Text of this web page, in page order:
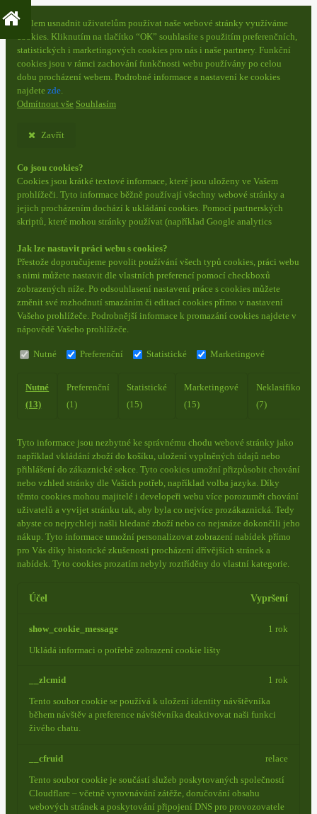
S cílem usnadnit uživatelům používat naše webové stránky využíváme
cookies. Kliknutím na tlačítko “OK” souhlasíte s použitím preferenčních,
statistických i marketingových cookies pro nás i naše partnery. Funkční
cookies jsou v rámci zachování funkčnosti webu používány po celou
dobu procházení webem. Podrobné informace a nastavení ke cookies
najdete zde.
Odmítnout vše Souhlasím
Zavřít
Co jsou cookies?
Cookies jsou krátké textové informace, které jsou uloženy ve Vašem
prohlížeči. Tyto informace běžně používají všechny webové stránky a
jejich procházením dochází k ukládání cookies. Pomocí partnerských
skriptů, které mohou stránky používat (například Google analytics
Jak lze nastavit práci webu s cookies?
Přestože doporučujeme povolit používání všech typů cookies, práci webu
s nimi můžete nastavit dle vlastních preferencí pomocí checkboxů
zobrazených níže. Po odsouhlasení nastavení práce s cookies můžete
změnit své rozhodnutí smazáním či editací cookies přímo v nastavení
Vašeho prohlížeče. Podrobnější informace k promazání cookies najdete v
nápovědě Vašeho prohlížeče.
Nutné Preferenční Statistické Marketingové
Nutné
(13)
Preferenční
(1)
Statistické
(15)
Marketingové
(15)
(7)
Tyto informace jsou nezbytné ke správnému chodu webové stránky jako
například vkládání zboží do košíku, uložení vyplněných údajů nebo
přihlášení do zákaznické sekce. Tyto cookies umožní přizpůsobit chování
nebo vzhled stránky dle Vašich potřeb, například volba jazyka. Díky
těmto cookies mohou majitelé i developeři webu více porozumět chování
uživatelů a vyvijet stránku tak, aby byla co nejvíce prozákaznická. Tedy
abyste co nejrychleji našli hledané zboží nebo co nejsnáze dokončili jeho
nákup. Tyto informace umožní personalizovat zobrazení nabídek přímo
pro Vás díky historické zkušenosti procházení dřívějších stránek a
nabídek. Tyto cookies prozatím nebyly roztříděny do vlastní kategorie.
Účel Vypršení
show_cookie_message
Ukládá informaci o potřebě zobrazení cookie lišty
1 rok
__zlcmid
Tento soubor cookie se používá k uložení identity návštěvníka
během návštěv a preference návštěvníka deaktivovat naši funkci
živého chatu.
1 rok
__cfruid
Tento soubor cookie je součástí služeb poskytovaných společností
Cloudflare – včetně vyrovnávání zátěže, doručování obsahu
webových stránek a poskytování připojení DNS pro provozovatele
relace